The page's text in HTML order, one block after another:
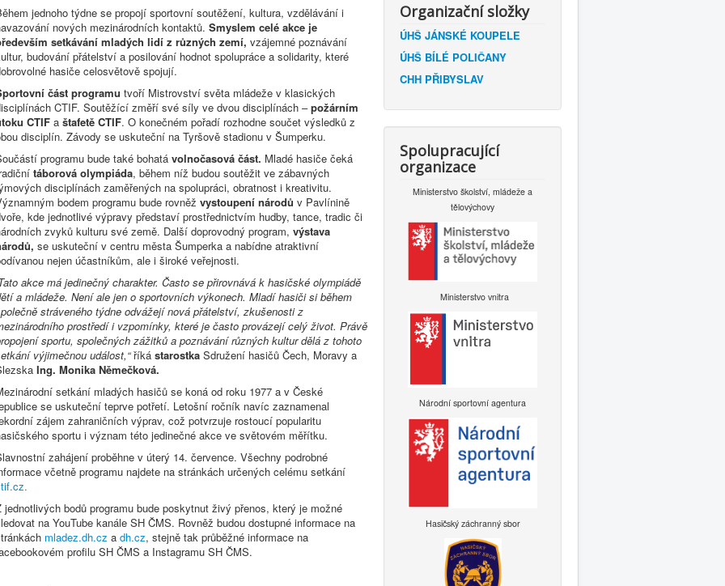
jednoho týdne se propojí sportovní soutěžení, kultura, vzdělávání i
nových mezinárodních kontaktů. Smyslem celé akce je
setkávání mladých lidí z různých zemí, vzájemné poznávání
budování přátelství a posilování hodnot spolupráce a solidarity, které
hasiče celosvětově spojují.
část programu tvoří Mistrovství světa mládeže v klasických
CTIF. Soutěžící změří své síly ve dvou disciplínách –požárním
CTIF a štafetě CTIF. O konečném pořadí rozhodne součet výsledků z
disciplín. Závody se uskuteční na Tyršově stadionu v Šumperku.
programu bude také bohatá volnočasová část. Mladé hasiče čeká
táborová olympiáda, během níž budou soutěžit ve zábavných
disciplínách zaměřených na spolupráci, obratnost i kreativitu.
bodem programu bude rovněž vystoupení národů v Pavlínině
kde jednotlivé výpravy představí prostřednictvím hudby, tance, tradic či
zvyků kulturu své země. Další doprovodný program, výstava
se uskuteční v centru města Šumperka a nabídne atraktivní
nejen účastníkům, ale i široké veřejnosti.
akce má jedinečný charakter. Často se přirovnává k hasičské olympiádě
a mládeže. Není ale jen o sportovních výkonech. Mladí hasiči si během
stráveného týdne odvážejí nová přátelství, zkušenosti z
prostředí i vzpomínky, které je často provázejí celý život. Právě
sportu, společných zážitků a poznávání různých kultur dělá z tohoto
výjimečnou událost,“říká starostka Sdružení hasičů Čech, Moravy a
Ing. Monika Němečková.
setkání mladých hasičů se koná od roku 1977 a v České
se uskuteční teprve potřetí. Letošní ročník navíc zaznamenal
zájem zahraničních výprav, což potvrzuje rostoucí popularitu
sportu i význam této jedinečné akce ve světovém měřítku.
zahájení proběhne v úterý 14. července. Všechny podrobné
včetně programu najdete na stránkách určených celému setkání
jednotlivých bodů programu bude poskytnut živý přenos, který je možné
na YouTube kanále SH ČMS. Rovněž budou dostupné informace na
mladez.dh.cz a dh.cz, stejně tak průběžné informace na
profilu SH ČMS a Instagramu SH ČMS.
Organizační složky
ÚHŠ JÁNSKÉ KOUPELE
ÚHŠ BÍLÉ POLIČANY
CHH PŘIBYSLAV
Spolupracující
organizace
Ministerstvo školství, mládeže a
tělovýchovy
Ministerstvo vnitra
Národní sportovní agentura
Hasičský záchranný sbor